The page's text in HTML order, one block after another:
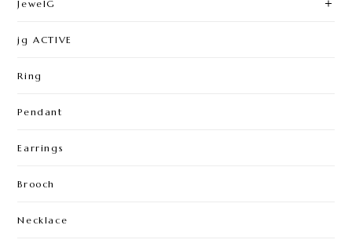
JewelG
jg ACTIVE
Ring
Pendant
Earrings
Brooch
Necklace